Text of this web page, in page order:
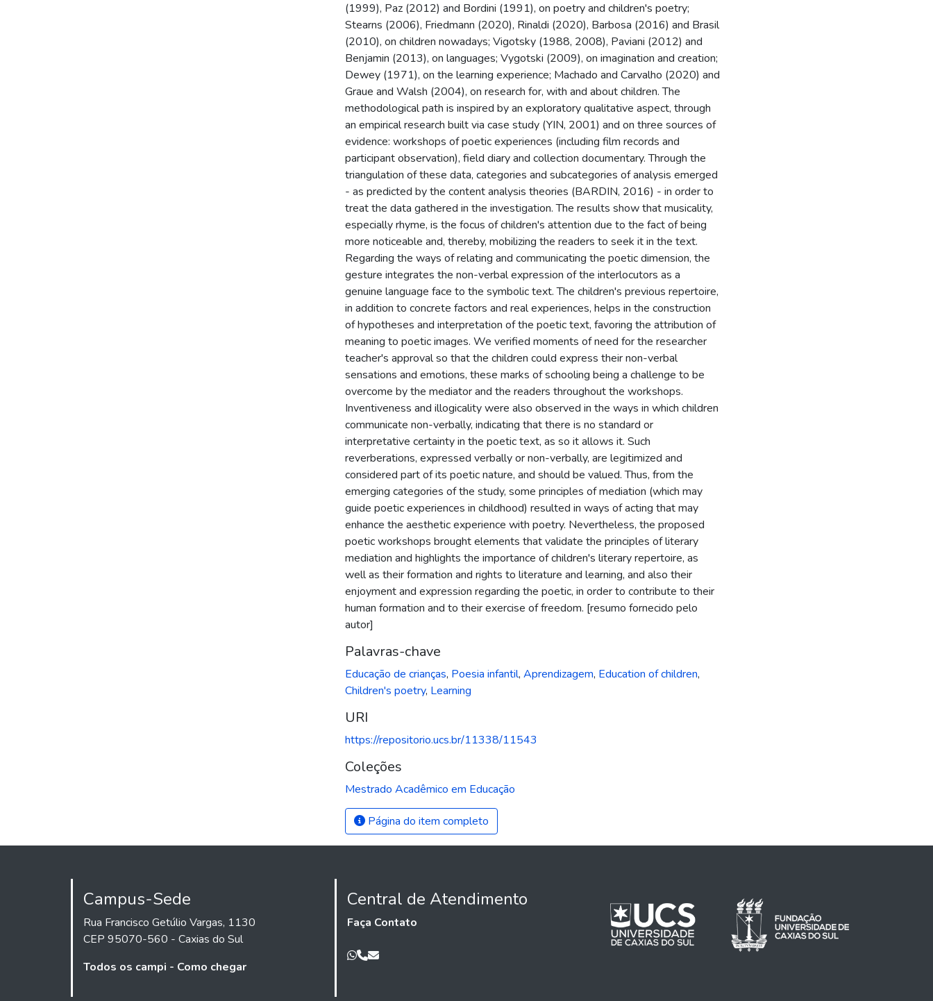
(1999), Paz (2012) and Bordini (1991), on poetry and children's poetry;
Stearns (2006), Friedmann (2020), Rinaldi (2020), Barbosa (2016) and Brasil
(2010), on children nowadays; Vigotsky (1988, 2008), Paviani (2012) and
Benjamin (2013), on languages; Vygotski (2009), on imagination and creation;
Dewey (1971), on the learning experience; Machado and Carvalho (2020) and
Graue and Walsh (2004), on research for, with and about children. The
methodological path is inspired by an exploratory qualitative aspect, through
an empirical research built via case study (YIN, 2001) and on three sources of
evidence: workshops of poetic experiences (including film records and
participant observation), field diary and collection documentary. Through the
triangulation of these data, categories and subcategories of analysis emerged
- as predicted by the content analysis theories (BARDIN, 2016) - in order to
treat the data gathered in the investigation. The results show that musicality,
especially rhyme, is the focus of children's attention due to the fact of being
more noticeable and, thereby, mobilizing the readers to seek it in the text.
Regarding the ways of relating and communicating the poetic dimension, the
gesture integrates the non-verbal expression of the interlocutors as a
genuine language face to the symbolic text. The children's previous repertoire,
in addition to concrete factors and real experiences, helps in the construction
of hypotheses and interpretation of the poetic text, favoring the attribution of
meaning to poetic images. We verified moments of need for the researcher
teacher's approval so that the children could express their non-verbal
sensations and emotions, these marks of schooling being a challenge to be
overcome by the mediator and the readers throughout the workshops.
Inventiveness and illogicality were also observed in the ways in which children
communicate non-verbally, indicating that there is no standard or
interpretative certainty in the poetic text, as so it allows it. Such
reverberations, expressed verbally or non-verbally, are legitimized and
considered part of its poetic nature, and should be valued. Thus, from the
emerging categories of the study, some principles of mediation (which may
guide poetic experiences in childhood) resulted in ways of acting that may
enhance the aesthetic experience with poetry. Nevertheless, the proposed
poetic workshops brought elements that validate the principles of literary
mediation and highlights the importance of children's literary repertoire, as
well as their formation and rights to literature and learning, and also their
enjoyment and expression regarding the poetic, in order to contribute to their
human formation and to their exercise of freedom. [resumo fornecido pelo
autor]
Palavras-chave
Educação de crianças, Poesia infantil, Aprendizagem, Education of children,
Children's poetry, Learning
URI
https://repositorio.ucs.br/11338/11543
Coleções
Mestrado Acadêmico em Educação
Página do item completo
Campus-Sede
Rua Francisco Getúlio Vargas, 1130
CEP 95070-560 - Caxias do Sul
Todos os campi - Como chegar
Central de Atendimento
Faça Contato